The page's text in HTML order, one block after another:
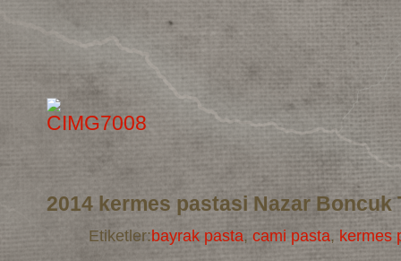
2014 kermes pastasi Nazar Boncuk
Etiketler:bayrak pasta, cami pasta, kermes